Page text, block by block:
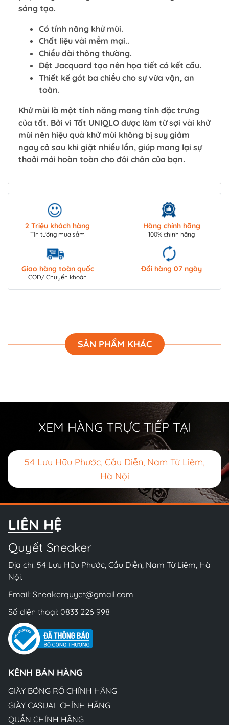
sáng tạo.
Có tính năng khử mùi.
Chất liệu vải mềm mại..
Chiều dài thông thường.
Dệt Jacquard tạo nên họa tiết có kết cấu.
Thiết kế gót ba chiều cho sự vừa vặn, an
toàn.
Khử mùi là một tính năng mang tính đặc trưng
của tất. Bởi vì Tất UNIQLO được làm từ sợi vải khử
mùi nên hiệu quả khử mùi không bị suy giảm
ngay cả sau khi giặt nhiều lần, giúp mang lại sự
thoải mái hoàn toàn cho đôi chân của bạn.
2 Triệu khách hàng
Tin tưởng mua sắm
Hàng chính hãng
100% chính hãng
Giao hàng toàn quốc
COD/ Chuyển khoản
Đổi hàng 07 ngày
SẢN PHẨM KHÁC
XEM HÀNG TRỰC TIẾP TẠI
54 Lưu Hữu Phước, Cầu Diễn, Nam Từ Liêm,
Hà Nội
LIÊN HỆ
Quyết Sneaker
Địa chỉ: 54 Lưu Hữu Phước, Cầu Diễn, Nam Từ Liêm, Hà
Nội.
Email: Sneakerquyet@gmail.com
Số điện thoại: 0833 226 998
KÊNH BÁN HÀNG
GIÀY BÓNG RỔ CHÍNH HÃNG
GIÀY CASUAL CHÍNH HÃNG
QUẦN CHÍNH HÃNG